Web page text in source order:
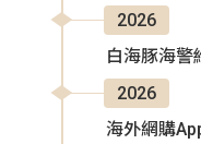
2026
白海豚海
2026
海外網購